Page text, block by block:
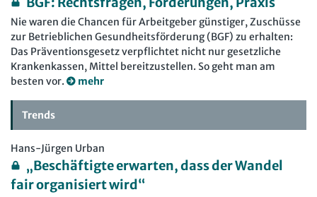
Nie waren die Chancen für Arbeitgeber günstiger, Zuschüsse
zur Betrieblichen Gesundheitsförderung (BGF) zu erhalten:
Das Präventionsgesetz verpflichtet nicht nur gesetzliche
Krankenkassen, Mittel bereitzustellen. So geht man am
besten vor.
mehr
Trends
Hans-Jürgen Urban
„Beschäftigte erwarten, dass der Wandel
fair organisiert wird“